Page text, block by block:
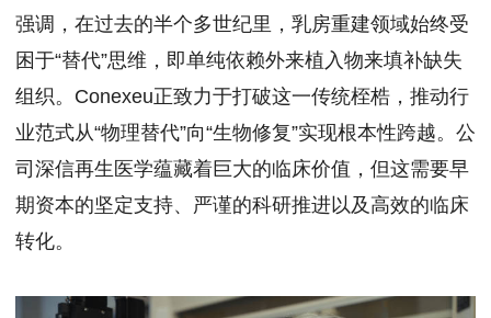
强调，在过去的半个多世纪里，乳房重建领域始终受
困于“替代”思维，即单纯依赖外来植入物来填补缺失
组织。Conexeu正致力于打破这一传统桎梏，推动行
业范式从“物理替代”向“生物修复”实现根本性跨越。公
司深信再生医学蕴藏着巨大的临床价值，但这需要早
期资本的坚定支持、严谨的科研推进以及高效的临床
转化。